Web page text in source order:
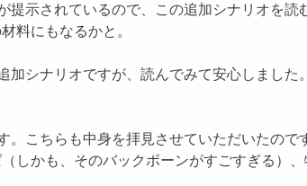
示されているので、この追加シナリオを
料にもなるかと。
シナリオですが、読んでみて安心しまし
。こちらも中身を拝見させていただいたの
しかも、そのバックボーンがすごすぎる